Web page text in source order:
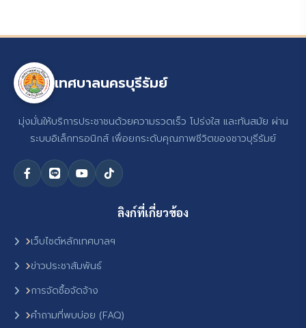
เทศบาลนครบุรีรัมย์
มุ่งมั่นให้บริการประชาชนด้วยความรวดเร็ว โปร่งใส และทันสมัย ผ่าน
ระบบอิเล็กทรอนิกส์ เพื่อยกระดับคุณภาพชีวิตของชาวบุรีรัมย์
ลิงก์ที่เกี่ยวข้อง
เว็บไซต์หลักเทศบาลฯ
ข่าวประชาสัมพันธ์
การจัดซื้อจัดจ้าง
คำถามที่พบบ่อย (FAQ)